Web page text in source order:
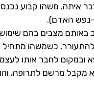
איתה. משהו קבוע
נפש האדם).
באותם מצבים בהם
כשמשהו
ובמקום לחבר אותו
מקבל מרשם לתרופה,